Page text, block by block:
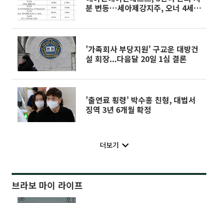
분 변동…세아제강지주, 오너 4세
'가족회사 부당지원' 구교운 대방건
설 회장...다음달 20일 1심 결론
'출연료 횡령' 박수홍 친형, 대법서
징역 3년 6개월 확정
더보기
브라보 마이 라이프